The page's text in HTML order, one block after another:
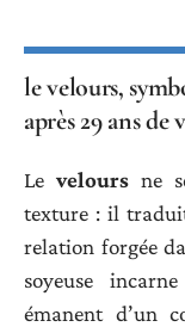
le velours,
après 29 ans
Levelours ne
texture : il
relation forgée
soyeuse
émanent d’un